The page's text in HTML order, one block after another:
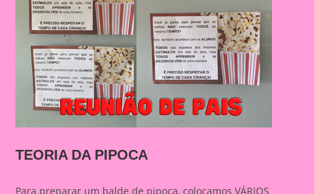
TEORIA DA PIPOCA
Para preparar um balde de pipoca, colocamos VÁRIOS